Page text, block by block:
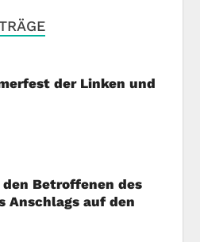
der Linken und
Betroffenen des
Anschlags auf den